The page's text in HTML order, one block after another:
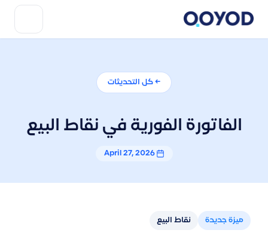
← كل التحديثات
الفاتورة الفورية في نقاط البيع
April 27, 2026
ميزة جديدة نقاط البيع